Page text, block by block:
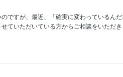
ですが、最近、「確実に変わっているん
ていただいている方からご相談をいただ